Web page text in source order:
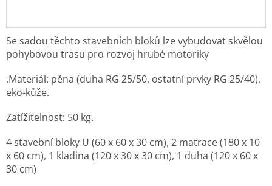
Se sadou těchto stavebních bloků lze vybudovat skvělou
pohybovou trasu pro rozvoj hrubé motoriky
.Materiál: pěna (duha RG 25/50, ostatní prvky RG 25/40),
eko-kůže.
Zatížitelnost: 50 kg.
4 stavební bloky U (60 x 60 x 30 cm), 2 matrace (180 x 10
x 60 cm), 1 kladina (120 x 30 x 30 cm), 1 duha (120 x 60 x
30 cm)